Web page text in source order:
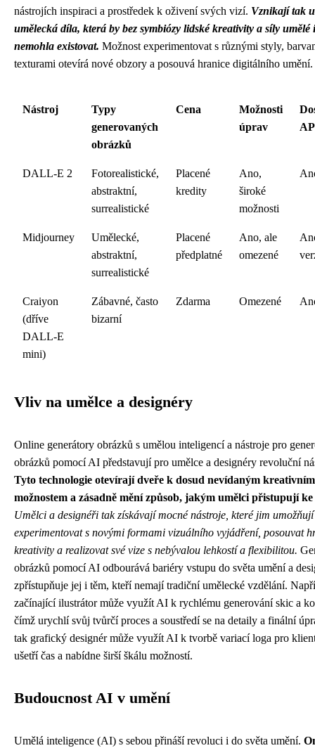
nástrojích inspiraci a prostředek k oživení svých vizí. Vznikají tak
umělecká díla, která by bez symbiózy lidské kreativity a síly umělé
nemohla existovat. Možnost experimentovat s různými styly,
texturami otevírá nové obzory a posouvá hranice digitálního umění.
Nástroj
Typy
generovaných
obrázků
Cena
Možnosti
úprav
DALL-E 2
Fotorealistické,
abstraktní,
surrealistické
Placené
kredity
Ano,
široké
možnosti
Midjourney
Umělecké,
abstraktní,
surrealistické
Placené
předplatné
Ano, ale
omezené
Craiyon
(dříve
DALL-E
mini)
Zábavné, často
bizarní
Zdarma Omezené
Vliv na umělce a designéry
Online generátory obrázků s umělou inteligencí a nástroje pro
obrázků pomocí AI představují pro umělce a designéry revoluční
Tyto technologie otevírají dveře k dosud nevídaným kreativním
možnostem a zásadně mění způsob, jakým umělci přistupují
Umělci a designéři tak získávají mocné nástroje, které jim umožňují
experimentovat s novými formami vizuálního vyjádření, posouvat
kreativity a realizovat své vize s nebývalou lehkostí a flexibilitou.
obrázků pomocí AI odbourává bariéry vstupu do světa umění a
zpřístupňuje jej i těm, kteří nemají tradiční umělecké vzdělání.
začínající ilustrátor může využít AI k rychlému generování skic a
čímž urychlí svůj tvůrčí proces a soustředí se na detaily a finální
tak grafický designér může využít AI k tvorbě variací loga pro
ušetří čas a nabídne širší škálu možností.
Budoucnost AI v umění
Umělá inteligence (AI) s sebou přináší revoluci i do světa umění.